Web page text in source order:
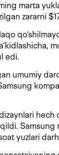
marta
zararni
edi.
umumiy
yuzlari